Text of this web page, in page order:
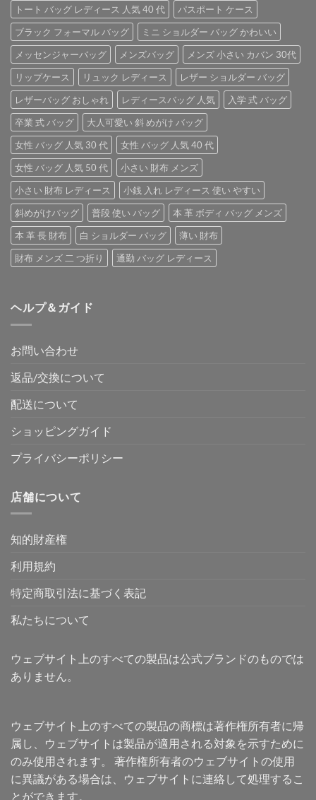
トート バッグ レディース 人気 40 代
パスポート ケース
ブラック フォーマル バッグ
ミニ ショルダー バッグ かわいい
メッセンジャーバッグ
メンズバッグ
メンズ 小さい カバン 30代
リップケース
リュック レディース
レザー ショルダー バッグ
レザーバッグ おしゃれ
レディースバッグ 人気
入学 式 バッグ
卒業 式 バッグ
大人可愛い 斜 めがけ バッグ
女性 バッグ 人気 30 代
女性 バッグ 人気 40 代
女性 バッグ 人気 50 代
小さい 財布 メンズ
小さい 財布 レディース
小銭 入れ レディース 使い やすい
斜めがけバッグ
普段 使い バッグ
本 革 ボディ バッグ メンズ
本 革 長 財布
白 ショルダー バッグ
薄い 財布
財布 メンズ 二 つ折り
通勤 バッグ レディース
ヘルプ＆ガイド
お問い合わせ
返品/交換について
配送について
ショッピングガイド
プライバシーポリシー
店舗について
知的財産権
利用規約
特定商取引法に基づく表記
私たちについて
ウェブサイト上のすべての製品は公式ブランドのものでは
ありません。
ウェブサイト上のすべての製品の商標は著作権所有者に帰
属し、ウェブサイトは製品が適用される対象を示すために
のみ使用されます。 著作権所有者のウェブサイトの使用
に異議がある場合は、ウェブサイトに連絡して処理するこ
とができます。